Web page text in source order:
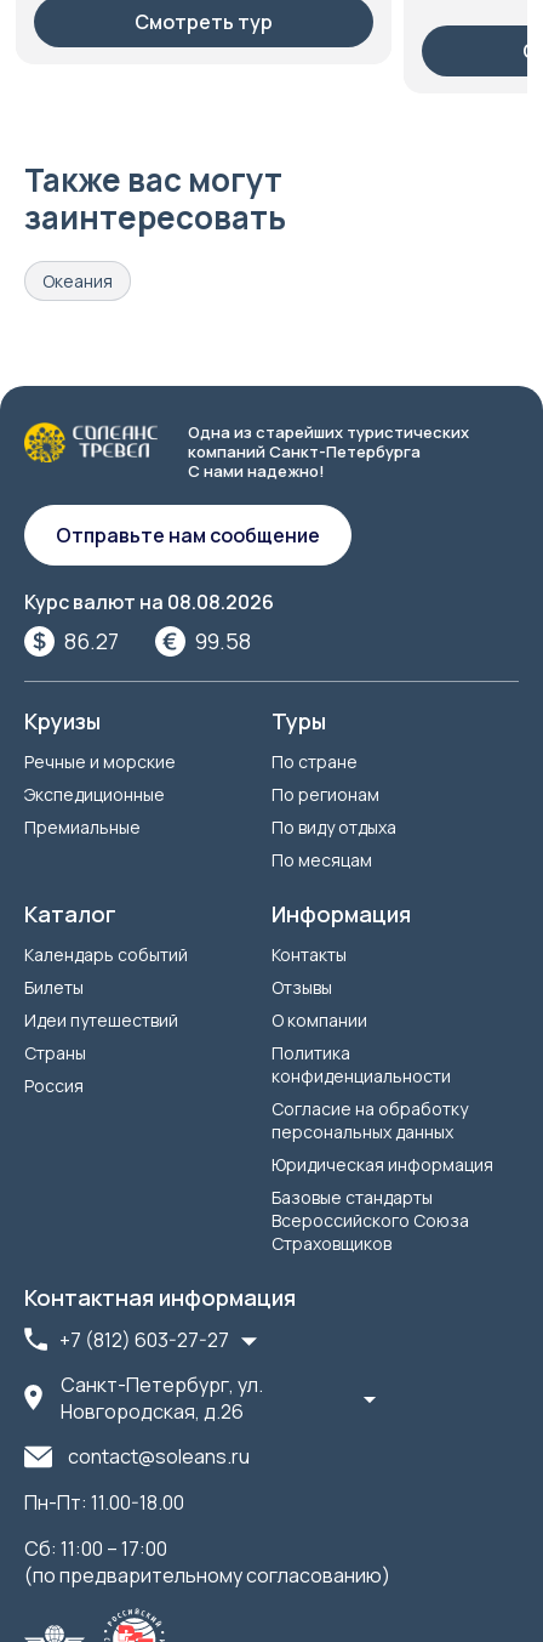
Смотреть тур
Также вас могут
заинтересовать
Океания
Одна из старейших туристических
компаний Санкт-Петербурга
С нами надежно!
Курс валют на 08.08.2026
86.27 99.58
Отправьте нам сообщение
Круизы
Речные и морские
Экспедиционные
Премиальные
Туры
По стране
По регионам
По виду отдыха
По месяцам
Каталог
Календарь событий
Билеты
Идеи путешествий
Страны
Россия
Информация
Контакты
Отзывы
О компании
Политика
конфиденциальности
Согласие на обработку
персональных данных
Юридическая информация
Базовые стандарты
Всероссийского Союза
Страховщиков
Контактная информация
+7 (812) 603-27-27
Санкт-Петербург, ул.
Новгородская, д.26
contact@soleans.ru
Пн-Пт: 11.00-18.00
Сб: 11:00 – 17:00
(по предварительному согласованию)